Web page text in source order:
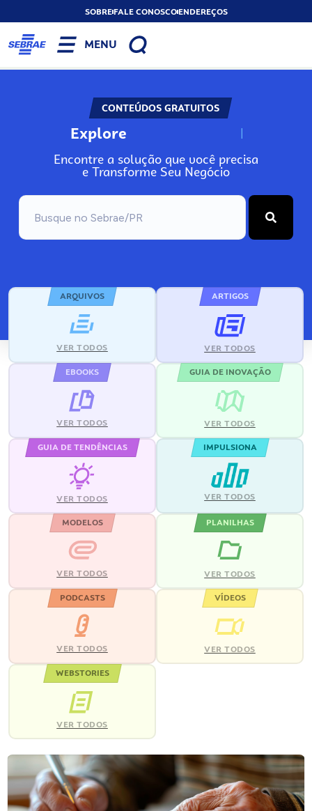
SOBREFALE CONOSCOENDEREÇOS
MENU
CONTEÚDOS GRATUITOS
Explore N
Encontre a solução que você precisa
e Transforme Seu Negócio
ARQUIVOS
VER TODOS
ARTIGOS
VER TODOS
EBOOKS
VER TODOS
GUIA DE INOVAÇÃO
VER TODOS
GUIA DE TENDÊNCIAS
VER TODOS
IMPULSIONA
VER TODOS
MODELOS
VER TODOS
PLANILHAS
VER TODOS
PODCASTS
VER TODOS
VÍDEOS
VER TODOS
WEBSTORIES
VER TODOS